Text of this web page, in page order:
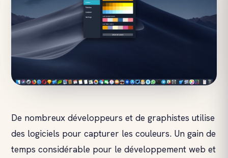
De nombreux développeurs et de graphistes utilise
des logiciels pour capturer les couleurs. Un gain de
temps considérable pour le développement web et